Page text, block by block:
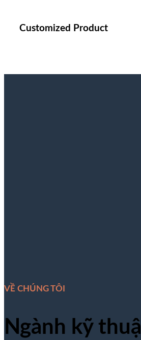
Customized Product
VỀ CHÚNG TÔI
Ngành kỹ